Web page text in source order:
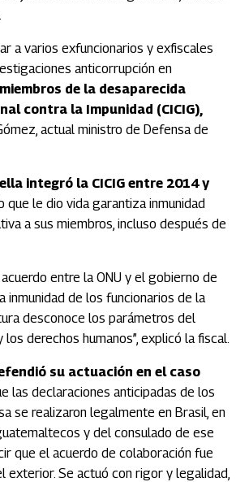
a varios exfuncionarios y exfiscales
anticorrupción en
de la desaparecida
contra la Impunidad (CICIG),
actual ministro de Defensa de
ella integró la CICIG entre 2014 y
que le dio vida garantiza inmunidad
a sus miembros, incluso después de
entre la ONU y el gobierno de
inmunidad de los funcionarios de la
desconoce los parámetros del
derechos humanos”, explicó la fiscal.
su actuación en el caso
las declaraciones anticipadas de los
se realizaron legalmente en Brasil, en
y del consulado de ese
que el acuerdo de colaboración fue
exterior. Se actuó con rigor y legalidad,